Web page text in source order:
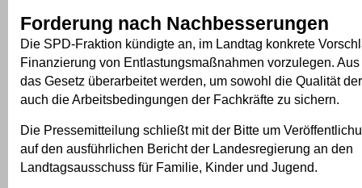
Forderung nach Nachbesserungen
Die SPD-Fraktion kündigte an, im Landtag konkrete
Finanzierung von Entlastungsmaßnahmen vorzulegen.
das Gesetz überarbeitet werden, um sowohl die Qualität
auch die Arbeitsbedingungen der Fachkräfte zu sichern.
Die Pressemitteilung schließt mit der Bitte um
auf den ausführlichen Bericht der Landesregierung an den
Landtagsausschuss für Familie, Kinder und Jugend.